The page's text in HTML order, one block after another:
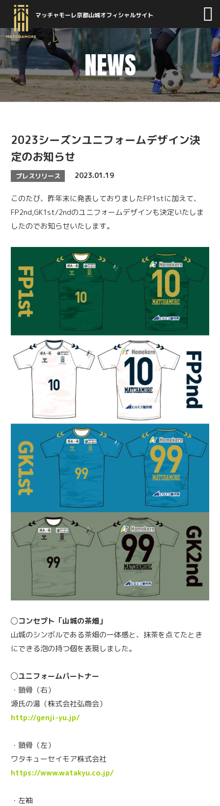
マッチャモーレ京都山城オフィシャルサイト
NEWS
2023シーズンユニフォームデザイン決
定のお知らせ
プレスリリース 2023.01.19
このたび、昨年末に発表しておりましたFP1stに加えて、
FP2nd,GK1st/2ndのユニフォームデザインも決定いたしま
したのでお知らせいたします。
◯コンセプト「山城の茶畑」
山城のシンボルである茶畑の一体感と、抹茶を点てたとき
にできる泡の持つ個を表現しました。
◯ユニフォームパートナー
・鎖骨（右）
源氏の湯（株式会社弘商会）
http://genji-yu.jp/
・鎖骨（左）
ワタキューセイモア株式会社
https://www.watakyu.co.jp/
・左袖